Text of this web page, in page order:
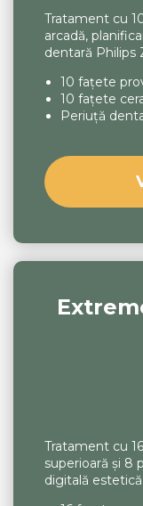
Tratament cu
arcadă,
dentară Philips
10 fațete
10 fațete
Periuță
Tratament cu
superioară și 8
digitală